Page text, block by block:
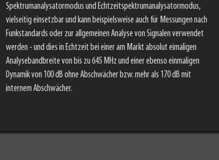
Spektrumanalysatormodus und Echtzeitspektrumanalysatormodus,
vielseitig einsetzbar und kann beispielsweise auch für Messungen nach
Funkstandards oder zur allgemeinen Analyse von Signalen verwendet
werden - und dies in Echtzeit bei einer am Markt absolut eimaligen
Analysebandbreite von bis zu 645 MHz und einer ebenso einmaligen
Dynamik von 100 dB ohne Abschwächer bzw. mehr als 170 dB mit
internem Abschwächer.